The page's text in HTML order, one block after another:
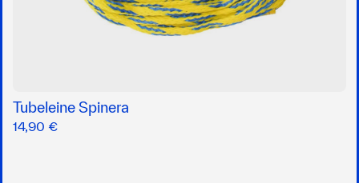
Tubeleine Spinera
14,90 €